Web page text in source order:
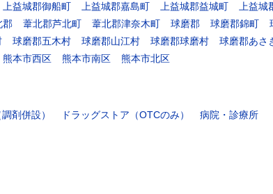
上益城郡御船町 上益城郡嘉島町 上益城郡益城町 上益
郡 葦北郡芦北町 葦北郡津奈木町 球磨郡 球磨郡錦町
球磨郡五木村 球磨郡山江村 球磨郡球磨村 球磨郡あさ
熊本市西区 熊本市南区 熊本市北区
剤併設） ドラッグストア（OTCのみ） 病院・診療所